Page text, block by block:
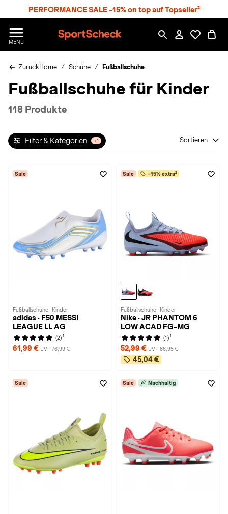
PERFORMANCE SALE -15% on top auf Topseller²
MENÜ
p
r
S
h
k
ZurückHome Schuhe Fußballschuhe
Fußballschuhe für Kinder
118 Produkte
Filter & Kategorien +1 Sortieren
Sale
Fußballschuhe · Kinder
adidas · F50 MESSI
LEAGUE LL AG
(2) 1
61,99 € UVP 76,99 €
Sale -15% extra²
Fußballschuhe · Kinder
Nike · JR PHANTOM 6
LOW ACAD FG-MG
(1) 1
52,99 € UVP 66,95 €
45,04 €
Sale Sale Nachhaltig